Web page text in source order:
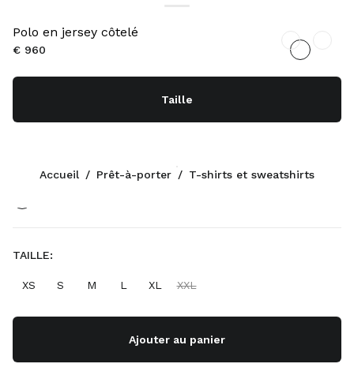
Polo en jersey côtelé
€ 960
Taille
Couleur: Blanc
TAILLE:
XS S M L XL XXL
Ajouter au panier
Accueil / Prêt-à-porter / T-shirts et sweatshirts
CONTACTS
+377 97 98 22 53
Localisation Boutique